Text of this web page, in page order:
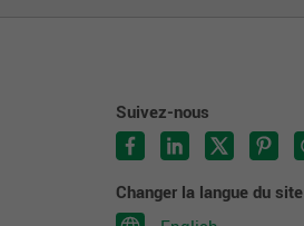
Suivez-nous
Changer la langue du site